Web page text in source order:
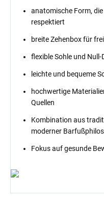
anatomische Form,
respektiert
breite Zehenbox für
flexible Sohle und Null-
leichte und bequeme
hochwertige
Quellen
Kombination aus
moderner
Fokus auf gesunde